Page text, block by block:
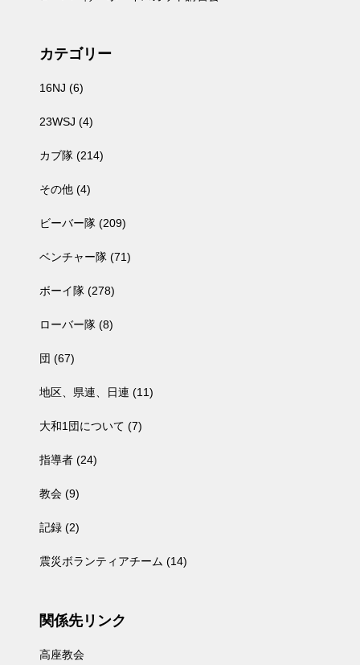
カテゴリー
16NJ (6)
23WSJ (4)
カブ隊 (214)
その他 (4)
ビーバー隊 (209)
ベンチャー隊 (71)
ボーイ隊 (278)
ローバー隊 (8)
団 (67)
地区、県連、日連 (11)
大和1団について (7)
指導者 (24)
教会 (9)
記録 (2)
震災ボランティアチーム (14)
関係先リンク
高座教会